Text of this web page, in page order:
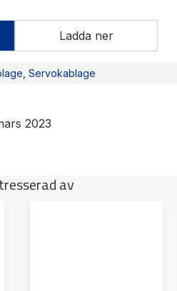
Ladda ner
Servokablage
2023
av